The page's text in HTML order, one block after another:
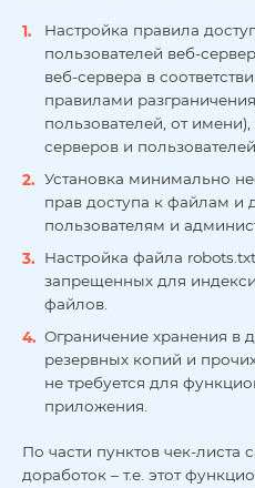
Настройка правила
пользователей веб­-
веб-сервера в
правилами
пользователей, от
серверов и
Установка минимально
прав доступа к файлам и
пользователям и
Настройка файла
запрещенных для
файлов.
Ограничение хранения в
резервных копий и
не требуется для
приложения.
По части пунктов чек-листа
доработок – т.е. этот